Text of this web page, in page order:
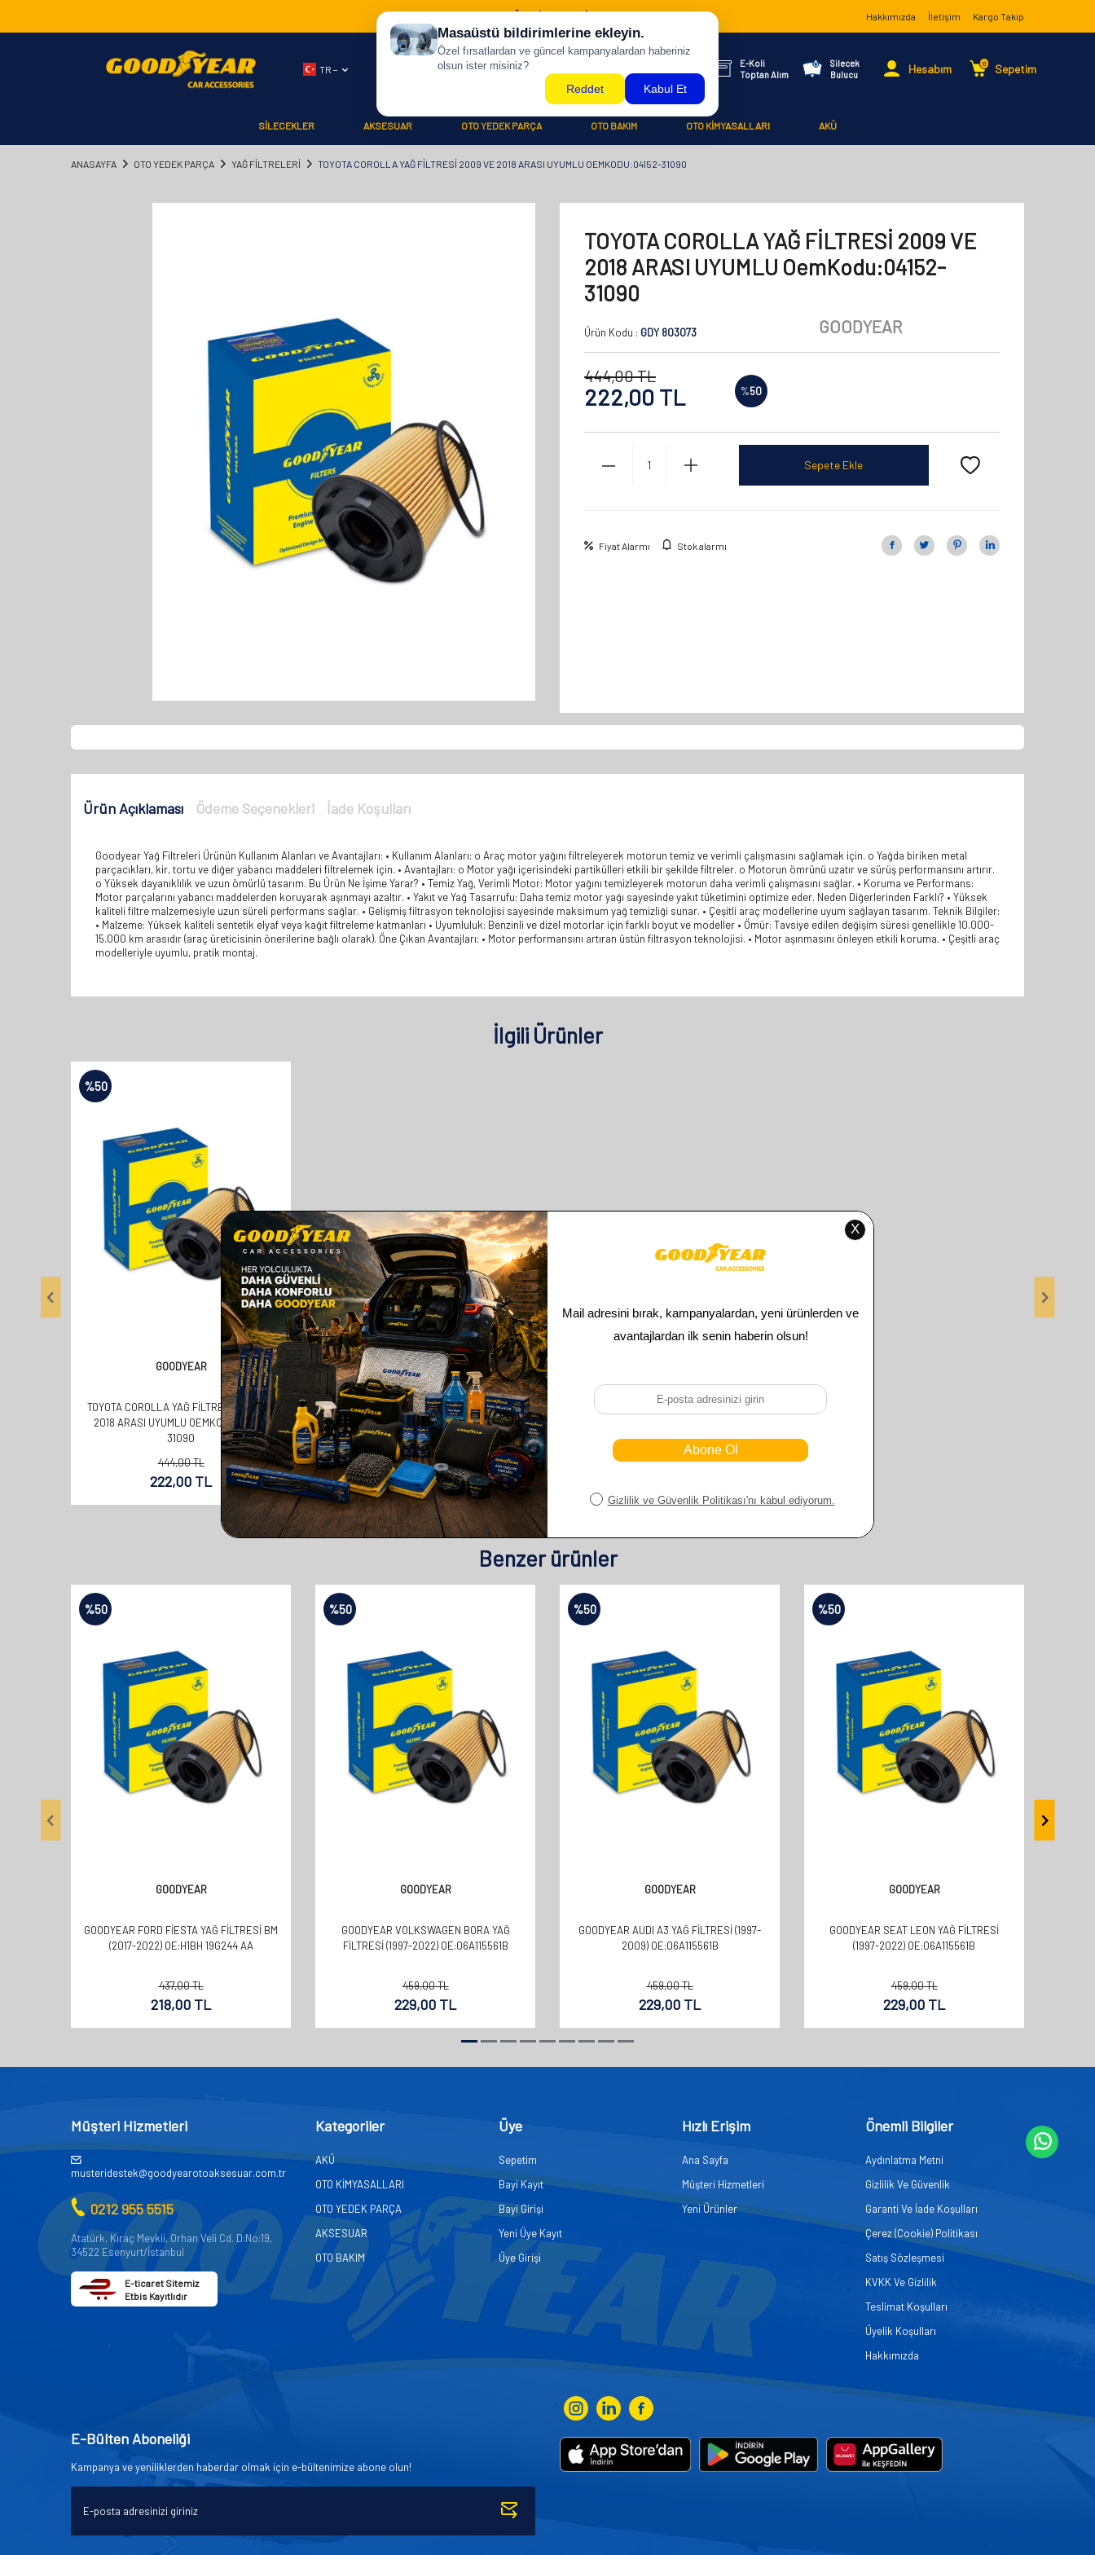
500 TL ÜZERİ KARGO BİZDEN ! Hakkımızda İletişim Kargo Takip
TR −
E-Koli
Toptan Alım
Silecek
Bulucu
Hesabım 0 Sepetim
SİLECEKLER AKSESUAR OTO YEDEK PARÇA OTO BAKIM OTO KİMYASALLARI AKÜ
ANASAYFA OTO YEDEK PARÇA YAĞ FİLTRELERİ TOYOTA COROLLA YAĞ FİLTRESİ 2009 VE 2018 ARASI UYUMLU OEMKODU:04152-31090
TOYOTA COROLLA YAĞ FİLTRESİ 2009 VE
2018 ARASI UYUMLU OemKodu:04152-
31090
Ürün Kodu : GDY 803073 GOODYEAR
444,00TL
222,00 TL %50
Sepete Ekle
Fiyat Alarmı Stok alarmı
Ürün Açıklaması Ödeme Seçenekleri İade Koşulları
Goodyear Yağ Filtreleri Ürünün Kullanım Alanları ve Avantajları: • Kullanım Alanları: o Araç motor yağını filtreleyerek motorun temiz ve verimli çalışmasını sağlamak için. o Yağda biriken metal
parçacıkları, kir, tortu ve diğer yabancı maddeleri filtrelemek için. • Avantajları: o Motor yağı içerisindeki partikülleri etkili bir şekilde filtreler. o Motorun ömrünü uzatır ve sürüş performansını artırır.
o Yüksek dayanıklılık ve uzun ömürlü tasarım. Bu Ürün Ne İşime Yarar? • Temiz Yağ, Verimli Motor: Motor yağını temizleyerek motorun daha verimli çalışmasını sağlar. • Koruma ve Performans:
Motor parçalarını yabancı maddelerden koruyarak aşınmayı azaltır. • Yakıt ve Yağ Tasarrufu: Daha temiz motor yağı sayesinde yakıt tüketimini optimize eder. Neden Diğerlerinden Farklı? • Yüksek
kaliteli filtre malzemesiyle uzun süreli performans sağlar. • Gelişmiş filtrasyon teknolojisi sayesinde maksimum yağ temizliği sunar. • Çeşitli araç modellerine uyum sağlayan tasarım. Teknik Bilgiler:
• Malzeme: Yüksek kaliteli sentetik elyaf veya kağıt filtreleme katmanları • Uyumluluk: Benzinli ve dizel motorlar için farklı boyut ve modeller • Ömür: Tavsiye edilen değişim süresi genellikle 10.000-
15.000 km arasıdır (araç üreticisinin önerilerine bağlı olarak). Öne Çıkan Avantajları: • Motor performansını artıran üstün filtrasyon teknolojisi. • Motor aşınmasını önleyen etkili koruma. • Çeşitli araç
modelleriyle uyumlu, pratik montaj.
İlgili Ürünler
%50
GOODYEAR
TOYOTA COROLLA YAĞ FİLTRESİ 2009 VE
2018 ARASI UYUMLU OEMKODU:04152-
31090
444,00TL
222,00 TL
Benzer ürünler
%50
GOODYEAR
GOODYEAR FORD FİESTA YAĞ FİLTRESİ BM
(2017-2022) OE:H1BH 19G244 AA
437,00TL
218,00 TL
%50
GOODYEAR
GOODYEAR VOLKSWAGEN BORA YAĞ
FILTRESI (1997-2022) OE:06A115561B
459,00TL
229,00 TL
%50
GOODYEAR
GOODYEAR AUDI A3 YAĞ FILTRESI (1997-
2009) OE:06A115561B
459,00TL
229,00 TL
%50
GOODYEAR
GOODYEAR SEAT LEON YAĞ FILTRESI
(1997-2022) OE:06A115561B
459,00TL
229,00 TL
Müşteri Hizmetleri
musteridestek@goodyearotoaksesuar.com.tr
0212 955 5515
Atatürk, Kıraç Mevkii, Orhan Veli Cd. D:No:19,
34522 Esenyurt/İstanbul
E-ticaret Sitemiz
Etbis Kayıtlıdır
Kategoriler
AKÜ
OTO KİMYASALLARI
OTO YEDEK PARÇA
AKSESUAR
OTO BAKIM
Üye
Sepetim
Bayi Kayıt
Bayi Girişi
Yeni Üye Kayıt
Üye Girişi
Hızlı Erişim
Ana Sayfa
Müşteri Hizmetleri
Yeni Ürünler
Önemli Bilgiler
Aydınlatma Metni
Gizlilik Ve Güvenlik
Garanti Ve İade Koşulları
Çerez (Cookie) Politikası
Satış Sözleşmesi
KVKK Ve Gizlilik
Teslimat Koşulları
Üyelik Koşulları
Hakkımızda
E-Bülten Aboneliği
Kampanya ve yeniliklerden haberdar olmak için e-bültenimize abone olun!